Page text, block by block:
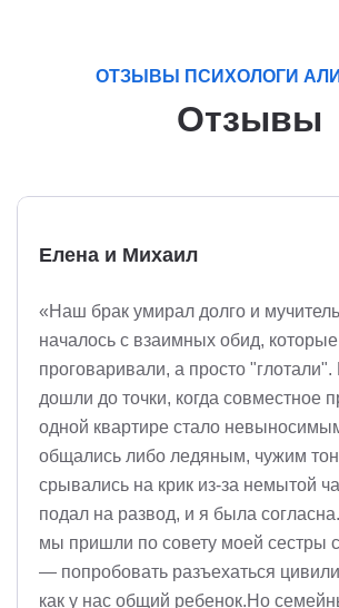
ОТЗЫВЫ ПСИХОЛОГИ
Отзывы
Елена и Михаил
«Наш брак умирал долго и
началось с взаимных обид,
проговаривали, а просто
дошли до точки, когда совместное
одной квартире стало
общались либо ледяным, чужим
срывались на крик из-за немытой
подал на развод, и я была
мы пришли по совету моей сестры
— попробовать разъехаться
как у нас общий ребенок.Но